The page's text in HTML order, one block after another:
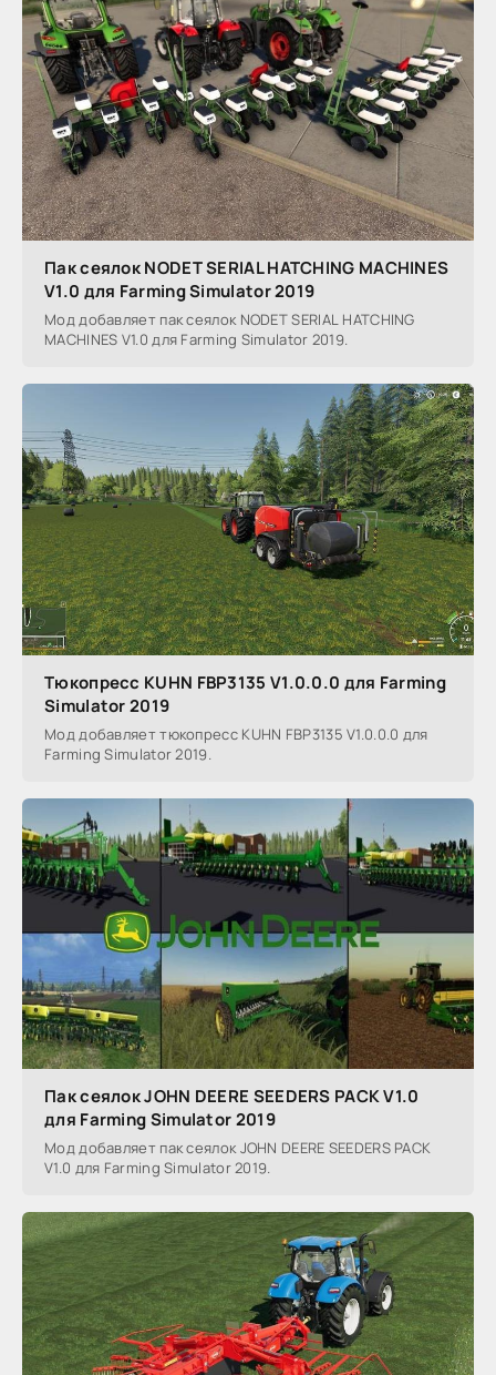
Пак сеялок NODET SERIAL HATCHING MACHINES
V1.0 для Farming Simulator 2019
Мод добавляет пак сеялок NODET SERIAL HATCHING
MACHINES V1.0 для Farming Simulator 2019.
Тюкопресс KUHN FBP3135 V1.0.0.0 для Farming
Simulator 2019
Мод добавляет тюкопресс KUHN FBP3135 V1.0.0.0 для
Farming Simulator 2019.
Пак сеялок JOHN DEERE SEEDERS PACK V1.0
для Farming Simulator 2019
Мод добавляет пак сеялок JOHN DEERE SEEDERS PACK
V1.0 для Farming Simulator 2019.